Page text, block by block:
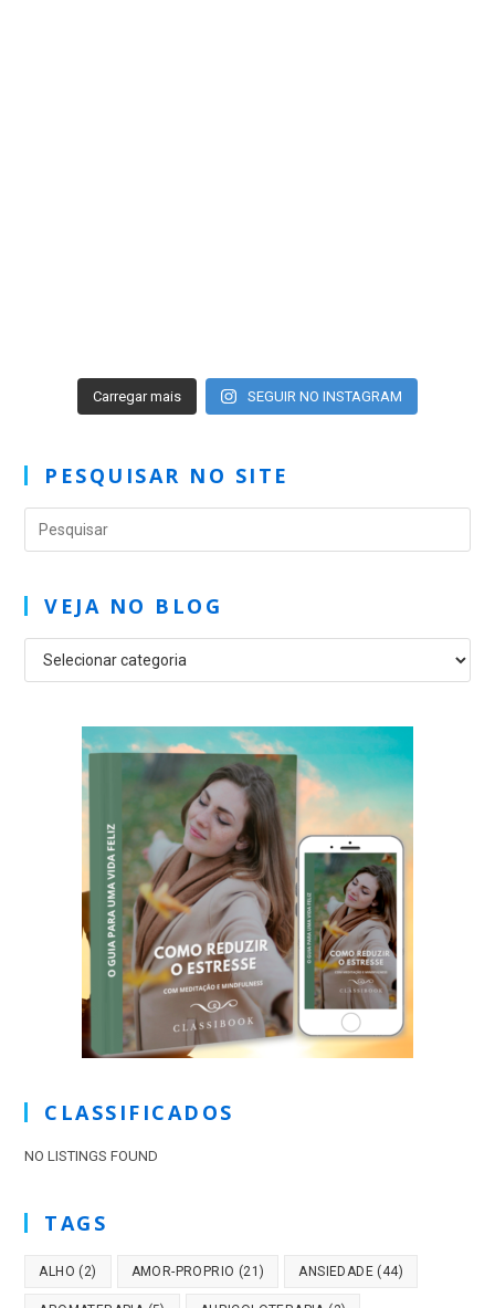
Carregar mais SEGUIR NO INSTAGRAM
PESQUISAR NO SITE
VEJA NO BLOG
CLASSIFICADOS
NO LISTINGS FOUND
TAGS
ALHO (2) AMOR-PROPRIO (21) ANSIEDADE (44)